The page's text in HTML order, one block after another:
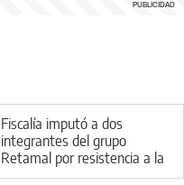
Fiscalía imputó a dos
integrantes del grupo
Retamal por resistencia a la
autoridad